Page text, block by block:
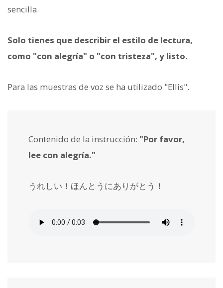
sencilla.
Solo tienes que describir el estilo de lectura,
como "con alegría" o "con tristeza", y listo.
Para las muestras de voz se ha utilizado "Ellis".
Contenido de la instrucción: "Por favor,
lee con alegría."
うれしい！ほんとうにありがとう！